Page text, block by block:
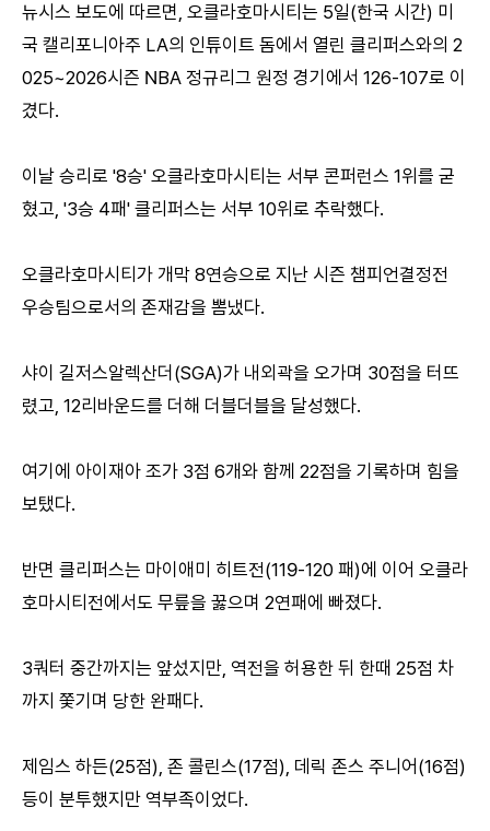
뉴시스 보도에 따르면, 오클라호마시티는 5일(한국 시간) 미
국 캘리포니아주 LA의 인튜이트 돔에서 열린 클리퍼스와의 2
025~2026시즌 NBA 정규리그 원정 경기에서 126-107로 이
겼다.
이날 승리로 '8승' 오클라호마시티는 서부 콘퍼런스 1위를 굳
혔고, '3승 4패' 클리퍼스는 서부 10위로 추락했다.
오클라호마시티가 개막 8연승으로 지난 시즌 챔피언결정전
우승팀으로서의 존재감을 뽐냈다.
샤이 길저스알렉산더(SGA)가 내외곽을 오가며 30점을 터뜨
렸고, 12리바운드를 더해 더블더블을 달성했다.
여기에 아이재아 조가 3점 6개와 함께 22점을 기록하며 힘을
보탰다.
반면 클리퍼스는 마이애미 히트전(119-120 패)에 이어 오클라
호마시티전에서도 무릎을 꿇으며 2연패에 빠졌다.
3쿼터 중간까지는 앞섰지만, 역전을 허용한 뒤 한때 25점 차
까지 쫓기며 당한 완패다.
제임스 하든(25점), 존 콜린스(17점), 데릭 존스 주니어(16점)
등이 분투했지만 역부족이었다.